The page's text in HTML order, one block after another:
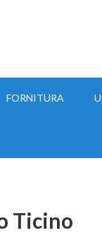
FORNITURA
Ticino